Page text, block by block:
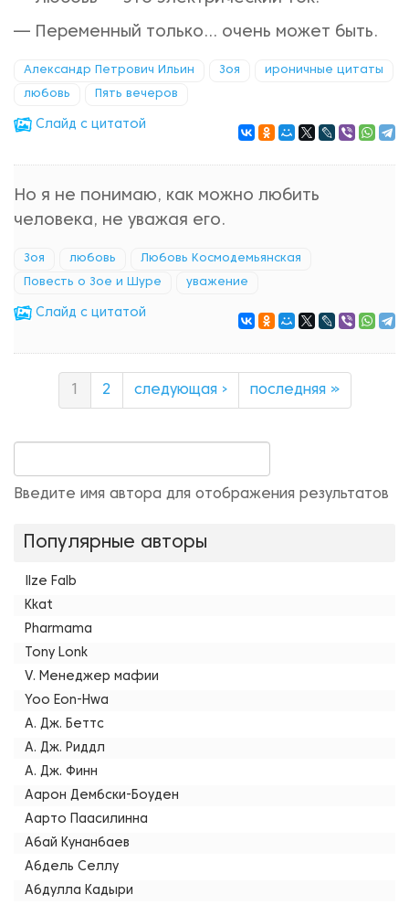
— Переменный только... очень может быть.
Александр Петрович Ильин Зоя ироничные цитаты
любовь Пять вечеров
Cлайд с цитатой
Но я не понимаю, как можно любить
человека, не уважая его.
Зоя любовь Любовь Космодемьянская
Повесть о Зое и Шуре уважение
Cлайд с цитатой
2 следующая › последняя »
Введите имя автора для отображения результатов
Популярные авторы
Ilze Falb
Kkat
Pharmama
Tony Lonk
V. Менеджер мафии
Yoo Eon-Hwa
А. Дж. Беттс
А. Дж. Риддл
А. Дж. Финн
Аарон Дембски-Боуден
Аарто Паасилинна
Абай Кунанбаев
Абдель Селлу
Абдулла Кадыри